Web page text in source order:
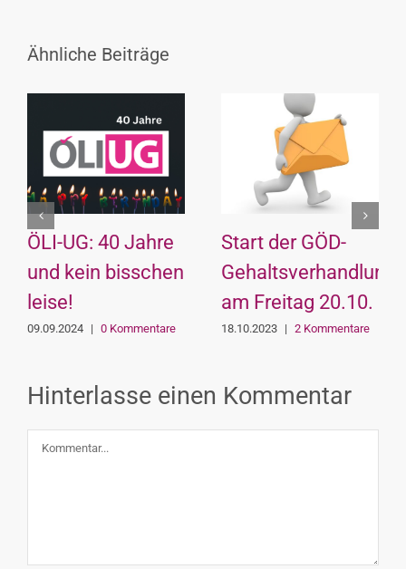
Ähnliche Beiträge
ÖLI-UG: 40 Jahre
und kein bisschen
leise!
09.09.2024 | 0 Kommentare
Start der GÖD-
am Freitag 20.10.
18.10.2023 | 2 Kommentare
Hinterlasse einen Kommentar
Kommentar